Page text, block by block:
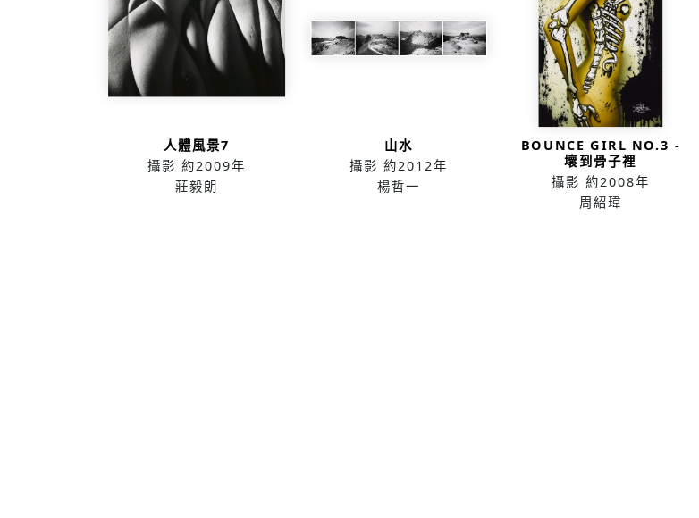
人體風景7
攝影 約2009年
莊毅朗
山水
攝影 約2012年
楊哲一
BOUNCE GIRL NO.3 -
壞到骨子裡
攝影 約2008年
周紹瑋